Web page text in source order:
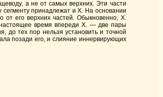
а не от самых верхних. Эти части
принадлежат и X. На основании
от его верхних частей. Обыкновенно, X.
время впереди X. — две пары
до тех пор нельзя установить и точной
позади его, и слияние иннервирующих